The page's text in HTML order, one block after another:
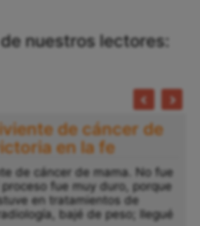
nuestros lectores:
de cáncer de
en la fe
de cáncer de mama. No fue
fue muy duro, porque
en tratamientos de
bajé de peso; llegué